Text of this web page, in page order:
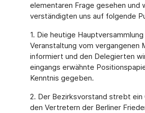
elementaren Frage gesehen und
verständigten uns auf folgende
1. Die heutige
Veranstaltung vom vergangenen
informiert und den Delegierten
eingangs erwähnte
Kenntnis gegeben.
2. Der Bezirksvorstand strebt ein
den Vertretern der Berliner